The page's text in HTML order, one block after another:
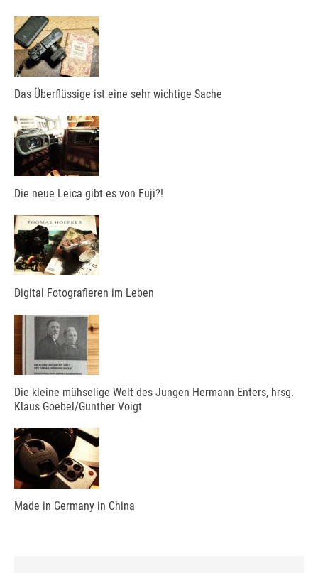
Das Überflüssige ist eine sehr wichtige Sache
Die neue Leica gibt es von Fuji?!
Digital Fotografieren im Leben
Die kleine mühselige Welt des Jungen Hermann Enters, hrsg.
Klaus Goebel/Günther Voigt
Made in Germany in China